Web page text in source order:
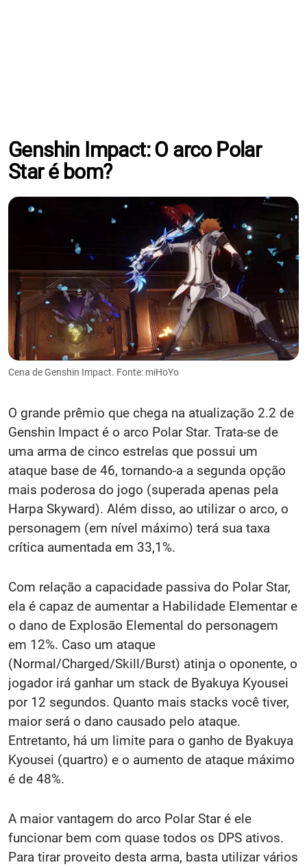
Genshin Impact: O arco Polar
Star é bom?
Cena de Genshin Impact. Fonte: miHoYo
O grande prêmio que chega na atualização 2.2 de
Genshin Impact é o arco Polar Star. Trata-se de
uma arma de cinco estrelas que possui um
ataque base de 46, tornando-a a segunda opção
mais poderosa do jogo (superada apenas pela
Harpa Skyward). Além disso, ao utilizar o arco, o
personagem (em nível máximo) terá sua taxa
crítica aumentada em 33,1%.
Com relação a capacidade passiva do Polar Star,
ela é capaz de aumentar a Habilidade Elementar e
o dano de Explosão Elemental do personagem
em 12%. Caso um ataque
(Normal/Charged/Skill/Burst) atinja o oponente, o
jogador irá ganhar um stack de Byakuya Kyousei
por 12 segundos. Quanto mais stacks você tiver,
maior será o dano causado pelo ataque.
Entretanto, há um limite para o ganho de Byakuya
Kyousei (quartro) e o aumento de ataque máximo
é de 48%.
A maior vantagem do arco Polar Star é ele
funcionar bem com quase todos os DPS ativos.
Para tirar proveito desta arma, basta utilizar vários